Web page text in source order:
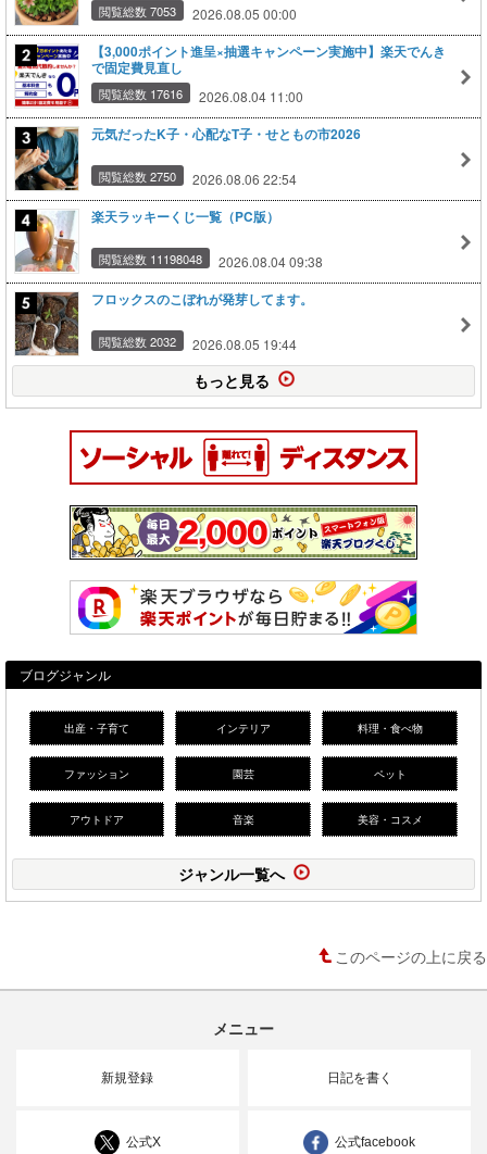
閲覧総数 7053 2026.08.05 00:00
【3,000ポイント進呈×抽選キャンペーン実施中】楽天でんき
で固定費見直し
閲覧総数 17616 2026.08.04 11:00
元気だったK子・心配なT子・せともの市2026
閲覧総数 2750 2026.08.06 22:54
楽天ラッキーくじ一覧（PC版）
閲覧総数 11198048 2026.08.04 09:38
フロックスのこぼれが発芽してます。
閲覧総数 2032 2026.08.05 19:44
もっと見る
ブログジャンル
出産・子育て インテリア 料理・食べ物
ファッション 園芸 ペット
アウトドア 音楽 美容・コスメ
ジャンル一覧へ
このページの上に戻る
メニュー
新規登録 日記を書く
公式X 公式facebook